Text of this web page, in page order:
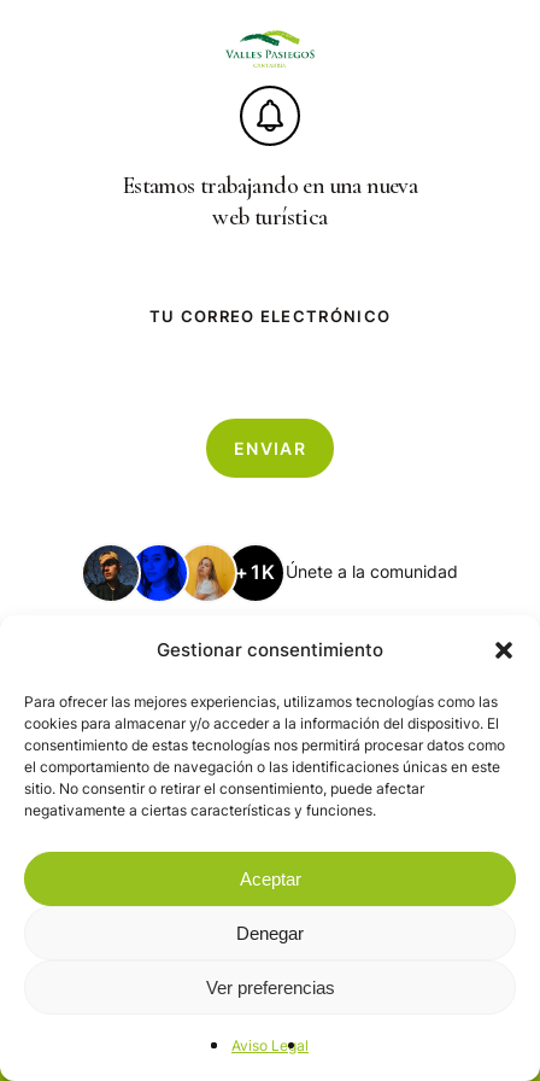
Gestionar consentimiento
Para ofrecer las mejores experiencias, utilizamos tecnologías como las
cookies para almacenar y/o acceder a la información del dispositivo. El
consentimiento de estas tecnologías nos permitirá procesar datos como
el comportamiento de navegación o las identificaciones únicas en este
sitio. No consentir o retirar el consentimiento, puede afectar
negativamente a ciertas características y funciones.
Aceptar
Denegar
Ver preferencias
Aviso Legal
Estamos trabajando en una nueva
web turística
TU CORREO ELECTRÓNICO
+1K Únete a la comunidad